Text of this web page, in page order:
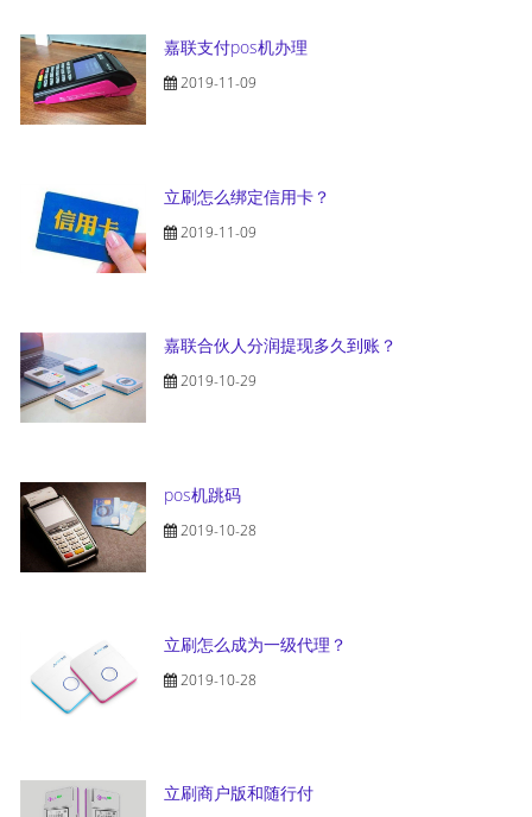
嘉联支付pos机办理
2019-11-09
立刷怎么绑定信用卡？
2019-11-09
嘉联合伙人分润提现多久到账？
2019-10-29
pos机跳码
2019-10-28
立刷怎么成为一级代理？
2019-10-28
立刷商户版和随行付